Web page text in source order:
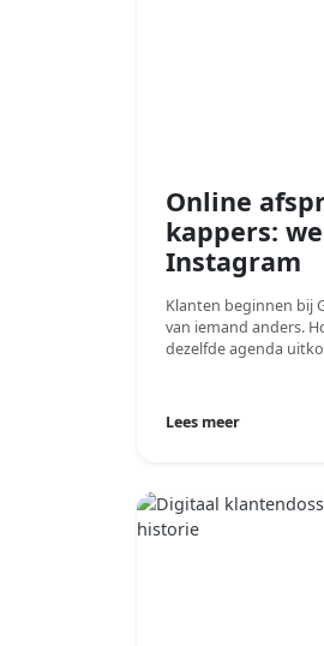
Online
kappers:
Instagram
Klanten beginnen bij
van iemand anders.
dezelfde agenda
Lees meer